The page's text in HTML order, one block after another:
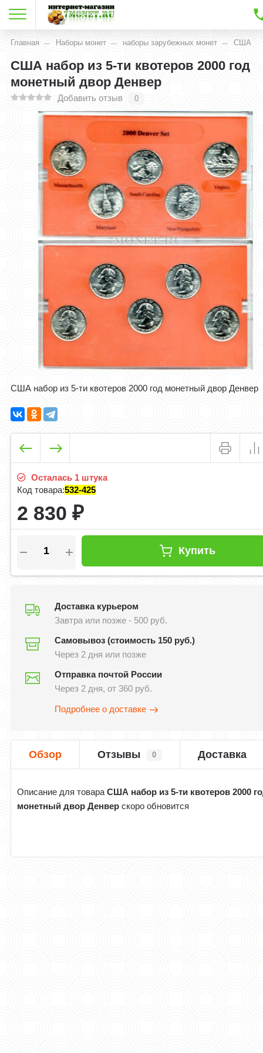
Главная Наборы монет наборы зарубежных монет США
США набор из 5-ти квотеров 2000 год
монетный двор Денвер
Добавить отзыв 0
США набор из 5-ти квотеров 2000 год монетный двор Денвер
Осталась 1 штука
Код товара:532-425
2 830₽
Купить
Доставка курьером
Завтра или позже - 500 руб.
Самовывоз (стоимость 150 руб.)
Через 2 дня или позже
Отправка почтой России
Через 2 дня, от 360 руб.
Подробнее о доставке
Обзор Отзывы 0 Доставка
Описание для товараСША набор из 5-ти квотеров 2000
монетный двор Денвер скоро обновится